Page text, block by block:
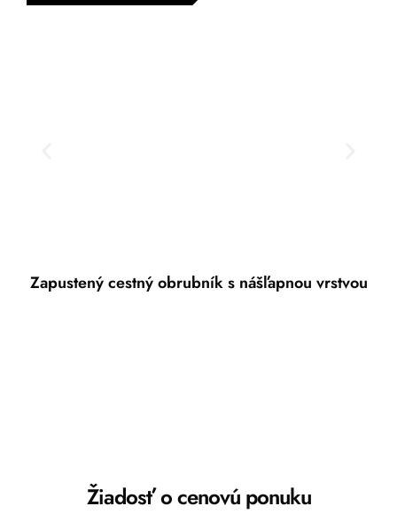
Zapustený cestný obrubník s nášľapnou vrstvou
Žiadosť o cenovú ponuku